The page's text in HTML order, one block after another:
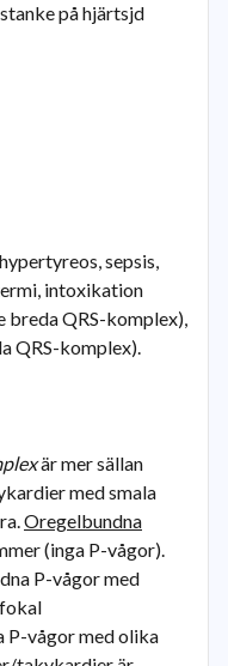
på hjärtsjd
sepsis,
intoxikation
breda QRS-komplex),
QRS-komplex).
är mer sällan
med smala
Oregelbundna
(inga P-vågor).
P-vågor med
vågor med olika